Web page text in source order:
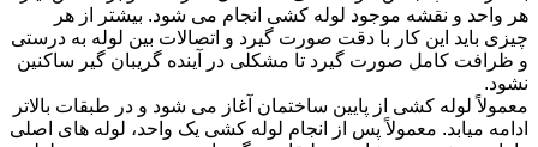
هر واحد و نقشه موجود لوله کشی انجام می شود. بیشتر از هر
چیزی باید این کار با دقت صورت گیرد و اتصالات بین لوله به درستی
و ظرافت کامل صورت گیرد تا مشکلی در آینده گریبان گیر ساکنین
نشود.
معمولاً لوله کشی از پایین ساختمان آغاز می شود و در طبقات بالاتر
ادامه میابد. معمولاً پس از انجام لوله کشی یک واحد، لوله های اصلی